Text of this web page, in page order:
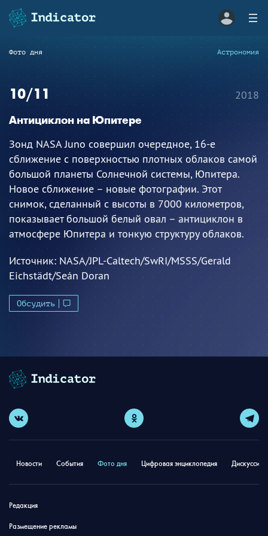
Фото дня Астрономия
10/11
Антициклон на Юпитере
Зонд NASA Juno совершил очередное, 16-е
сближение с поверхностью плотных облаков самой
большой планеты Солнечной системы, Юпитера.
Новое сближение – новые фотографии. Этот
снимок, сделанный с высоты в 7000 километров,
показывает большой белый овал – антициклон в
атмосфере Юпитера и тонкую структуру облаков.
Источник:NASA/JPL-Caltech/SwRI/MSSS/Gerald
Eichstädt/Seán Doran
Обсудить
2018
Новости События Фото дня Цифровая энциклопедия
Редакция
Размещение рекламы